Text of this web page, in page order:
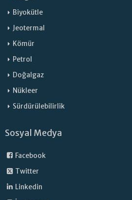
Biyokütle
Jeotermal
Kömür
Petrol
Doğalgaz
Nükleer
Sürdürülebilirlik
Sosyal Medya
Facebook
Twitter
Linkedin